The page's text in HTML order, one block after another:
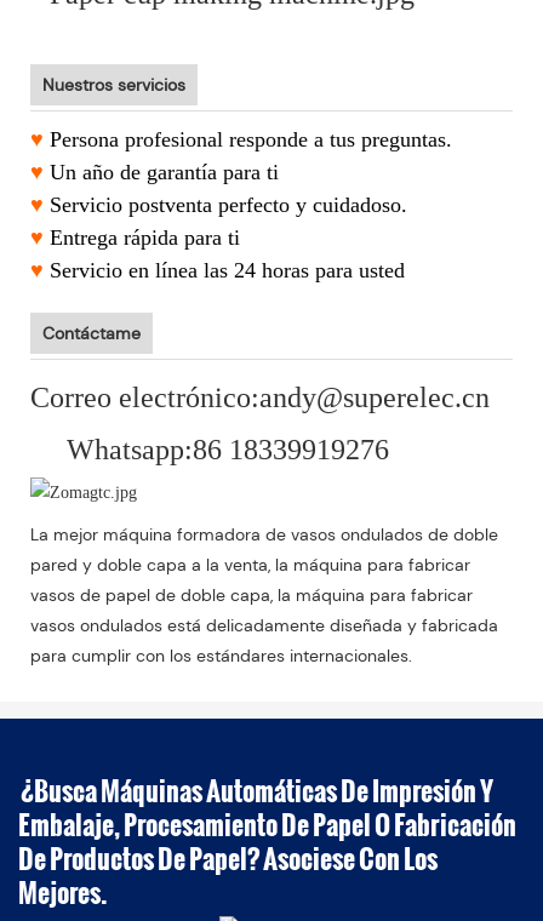
Nuestros servicios
♥ Persona profesional responde a tus preguntas.
♥ Un año de garantía para ti
♥ Servicio postventa perfecto y cuidadoso.
♥ Entrega rápida para ti
♥ Servicio en línea las 24 horas para usted
Contáctame
Correo electrónico:andy@superelec.cn
Whatsapp:86 18339919276
La mejor máquina formadora de vasos ondulados de doble
pared y doble capa a la venta, la máquina para fabricar
vasos de papel de doble capa, la máquina para fabricar
vasos ondulados está delicadamente diseñada y fabricada
para cumplir con los estándares internacionales.
¿Busca Máquinas Automáticas De Impresión Y
Embalaje, Procesamiento De Papel O Fabricación
De Productos De Papel? Asociese Con Los
Mejores.